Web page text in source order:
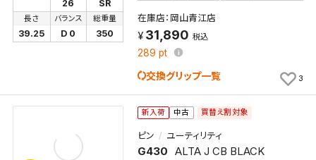
26 SR
長さ
39.25
バランス
D 0
総重量
350
在庫店：岡山青江店
31,890 税込
289 pt
交換グリップ一覧 3
新入荷 中古 買替え割対象
ピン ユーティリティ
G430 ALTA J CB BLACK